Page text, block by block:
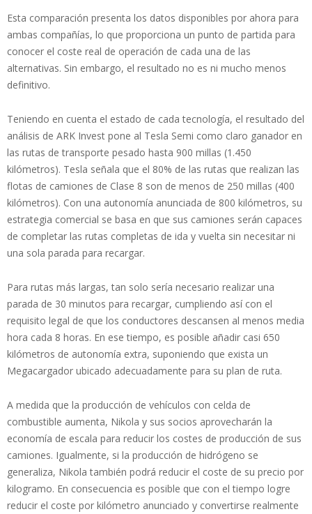
Esta comparación presenta los datos disponibles por ahora para
ambas compañías, lo que proporciona un punto de partida para
conocer el coste real de operación de cada una de las
alternativas. Sin embargo, el resultado no es ni mucho menos
definitivo.
Teniendo en cuenta el estado de cada tecnología, el resultado del
análisis de ARK Invest pone al Tesla Semi como claro ganador en
las rutas de transporte pesado hasta 900 millas (1.450
kilómetros). Tesla señala que el 80% de las rutas que realizan las
flotas de camiones de Clase 8 son de menos de 250 millas (400
kilómetros). Con una autonomía anunciada de 800 kilómetros, su
estrategia comercial se basa en que sus camiones serán capaces
de completar las rutas completas de ida y vuelta sin necesitar ni
una sola parada para recargar.
Para rutas más largas, tan solo sería necesario realizar una
parada de 30 minutos para recargar, cumpliendo así con el
requisito legal de que los conductores descansen al menos media
hora cada 8 horas. En ese tiempo, es posible añadir casi 650
kilómetros de autonomía extra, suponiendo que exista un
Megacargador ubicado adecuadamente para su plan de ruta.
A medida que la producción de vehículos con celda de
combustible aumenta, Nikola y sus socios aprovecharán la
economía de escala para reducir los costes de producción de sus
camiones. Igualmente, si la producción de hidrógeno se
generaliza, Nikola también podrá reducir el coste de su precio por
kilogramo. En consecuencia es posible que con el tiempo logre
reducir el coste por kilómetro anunciado y convertirse realmente